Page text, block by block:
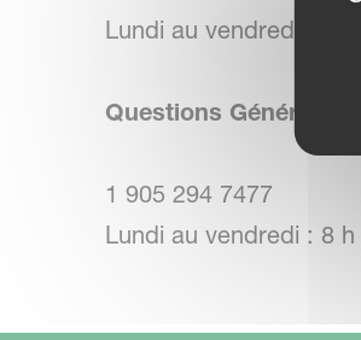
Lundi au vendredi : 8 h
Questions Générales
1 905 294 7477
Lundi au vendredi : 8 h